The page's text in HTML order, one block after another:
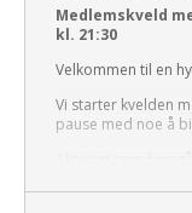
Medlemskveld
kl. 21:30
Velkommen til en
Vi starter kvelden
pause med noe å
Kurs i